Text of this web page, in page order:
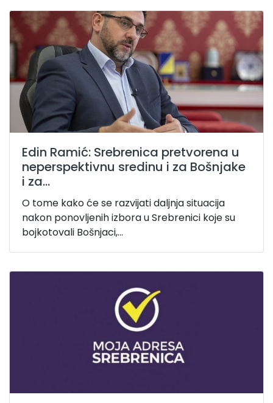
Edin Ramić: Srebrenica pretvorena u
neperspektivnu sredinu i za Bošnjake
i za...
O tome kako će se razvijati daljnja situacija
nakon ponovljenih izbora u Srebrenici koje su
bojkotovali Bošnjaci,...